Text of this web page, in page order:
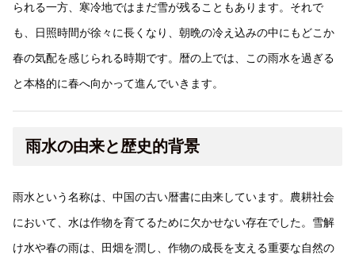
られる一方、寒冷地ではまだ雪が残ることもあります。それで
も、日照時間が徐々に長くなり、朝晩の冷え込みの中にもどこか
春の気配を感じられる時期です。暦の上では、この雨水を過ぎる
と本格的に春へ向かって進んでいきます。
雨水の由来と歴史的背景
雨水という名称は、中国の古い暦書に由来しています。農耕社会
において、水は作物を育てるために欠かせない存在でした。雪解
け水や春の雨は、田畑を潤し、作物の成長を支える重要な自然の